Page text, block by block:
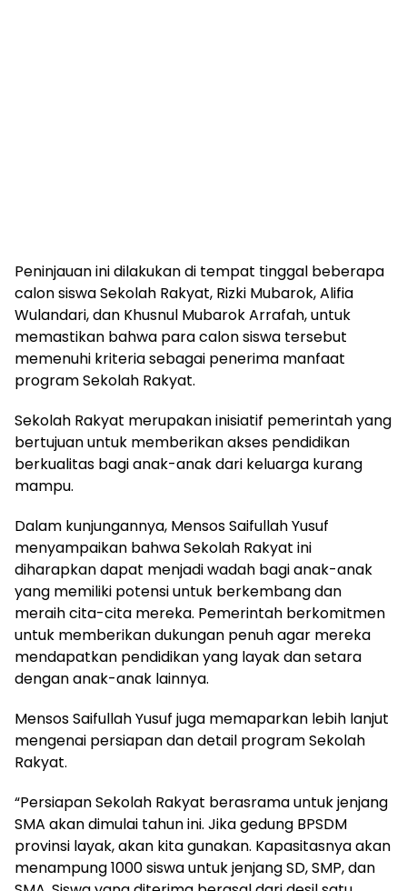
Peninjauan ini dilakukan di tempat tinggal beberapa
calon siswa Sekolah Rakyat, Rizki Mubarok, Alifia
Wulandari, dan Khusnul Mubarok Arrafah, untuk
memastikan bahwa para calon siswa tersebut
memenuhi kriteria sebagai penerima manfaat
program Sekolah Rakyat.
Sekolah Rakyat merupakan inisiatif pemerintah yang
bertujuan untuk memberikan akses pendidikan
berkualitas bagi anak-anak dari keluarga kurang
mampu.
Dalam kunjungannya, Mensos Saifullah Yusuf
menyampaikan bahwa Sekolah Rakyat ini
diharapkan dapat menjadi wadah bagi anak-anak
yang memiliki potensi untuk berkembang dan
meraih cita-cita mereka. Pemerintah berkomitmen
untuk memberikan dukungan penuh agar mereka
mendapatkan pendidikan yang layak dan setara
dengan anak-anak lainnya.
Mensos Saifullah Yusuf juga memaparkan lebih lanjut
mengenai persiapan dan detail program Sekolah
Rakyat.
“Persiapan Sekolah Rakyat berasrama untuk jenjang
SMA akan dimulai tahun ini. Jika gedung BPSDM
provinsi layak, akan kita gunakan. Kapasitasnya akan
menampung 1000 siswa untuk jenjang SD, SMP, dan